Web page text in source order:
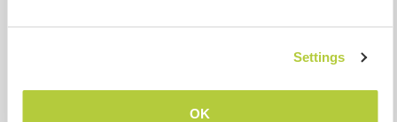
Settings
OK
town is Burunchel, it is 2 hours walking from my